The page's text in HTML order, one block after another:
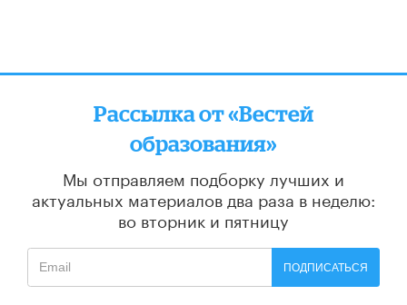
Рассылка от «Вестей
образования»
Мы отправляем подборку лучших и
актуальных материалов два раза в неделю:
во вторник и пятницу
ПОДПИСАТЬСЯ